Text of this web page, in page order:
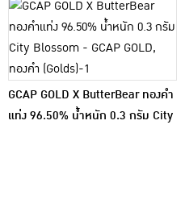
GCAP GOLD X ButterBear ทองคำ
แท่ง 96.50% น้ำหนัก 0.3 กรัม City